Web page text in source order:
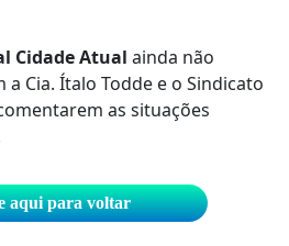
Cidade Atual ainda não
Cia. Ítalo Todde e o Sindicato
as situações
aqui para voltar